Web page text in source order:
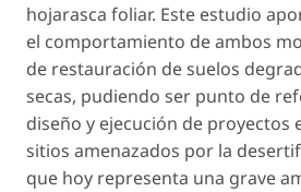
hojarasca foliar. Este estudio
el comportamiento de ambos
de restauración de suelos
secas, pudiendo ser punto de
diseño y ejecución de proyectos
sitios amenazados por la
que hoy representa una grave